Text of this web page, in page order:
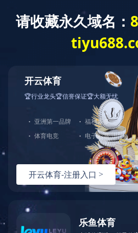
网站首页 关于我们